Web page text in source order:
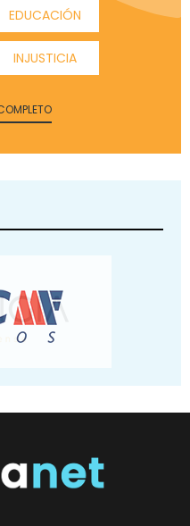
EDUCACIÓN
INJUSTICIA